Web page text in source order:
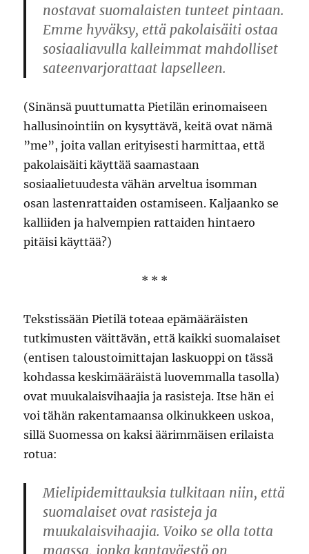
nostavat suomalaisten tunteet pintaan.
Emme hyväksy, että pakolaisäiti ostaa
sosiaaliavulla kalleimmat mahdolliset
sateenvarjorattaat lapselleen.
(Sinänsä puuttumatta Pietilän erinomaiseen
hallusinointiin on kysyttävä, keitä ovat nämä
”me”, joita vallan erityisesti harmittaa, että
pakolaisäiti käyttää saamastaan
sosiaalietuudesta vähän arveltua isomman
osan lastenrattaiden ostamiseen. Kaljaanko se
kalliiden ja halvempien rattaiden hintaero
pitäisi käyttää?)
* * *
Tekstissään Pietilä toteaa epämääräisten
tutkimusten väittävän, että kaikki suomalaiset
(entisen taloustoimittajan laskuoppi on tässä
kohdassa keskimääräistä luovemmalla tasolla)
ovat muukalaisvihaajia ja rasisteja. Itse hän ei
voi tähän rakentamaansa olkinukkeen uskoa,
sillä Suomessa on kaksi äärimmäisen erilaista
rotua:
Mielipidemittauksia tulkitaan niin, että
suomalaiset ovat rasisteja ja
muukalaisvihaajia. Voiko se olla totta
maassa, jonka kantaväestö on